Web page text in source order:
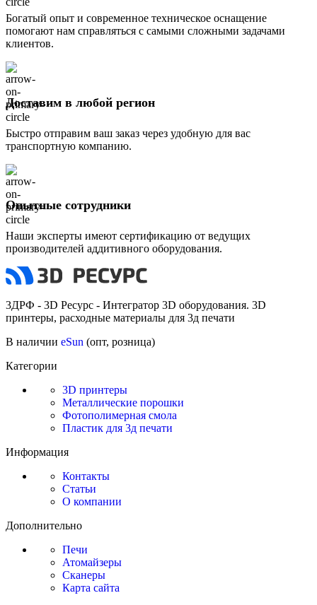
Богатый опыт и современное техническое оснащение
помогают нам справляться с самыми сложными задачами
клиентов.
Доставим в любой регион
Быстро отправим ваш заказ через удобную для вас
транспортную компанию.
Опытные сотрудники
Наши эксперты имеют сертификацию от ведущих
производителей аддитивного оборудования.
3ДРФ - 3D Ресурс - Интегратор 3D оборудования. 3D
принтеры, расходные материалы для 3д печати
В наличии eSun (опт, розница)
Категории
3D принтеры
Металлические порошки
Фотополимерная смола
Пластик для 3д печати
Информация
Контакты
Статьи
О компании
Дополнительно
Печи
Атомайзеры
Сканеры
Карта сайта